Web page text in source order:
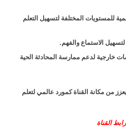
للمستويات المختلفة لتسهيل التعلم
الاستماع والفهم.
خارجية لدعم ممارسة المحادثة الحية
من مكانة القناة كمورد عالمي لتعلم
رابط القناة